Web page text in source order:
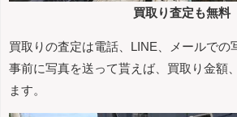
買取り査定も無料
買取りの査定は電話、LINE、メールでの
事前に写真を送って貰えば、買取り金額
ます。